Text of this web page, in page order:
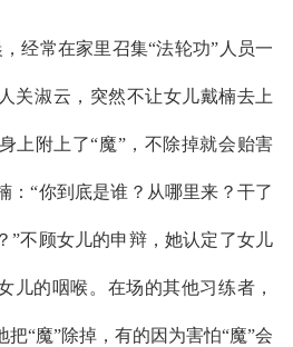
，经常在家里召集“法轮功”人员一
关淑云，突然不让女儿戴楠去上
上附上了“魔”，不除掉就会贻害
：“你到底是谁？从哪里来？干了
”不顾女儿的申辩，她认定了女儿
儿的咽喉。在场的其他习练者，
“魔”除掉，有的因为害怕“魔”会